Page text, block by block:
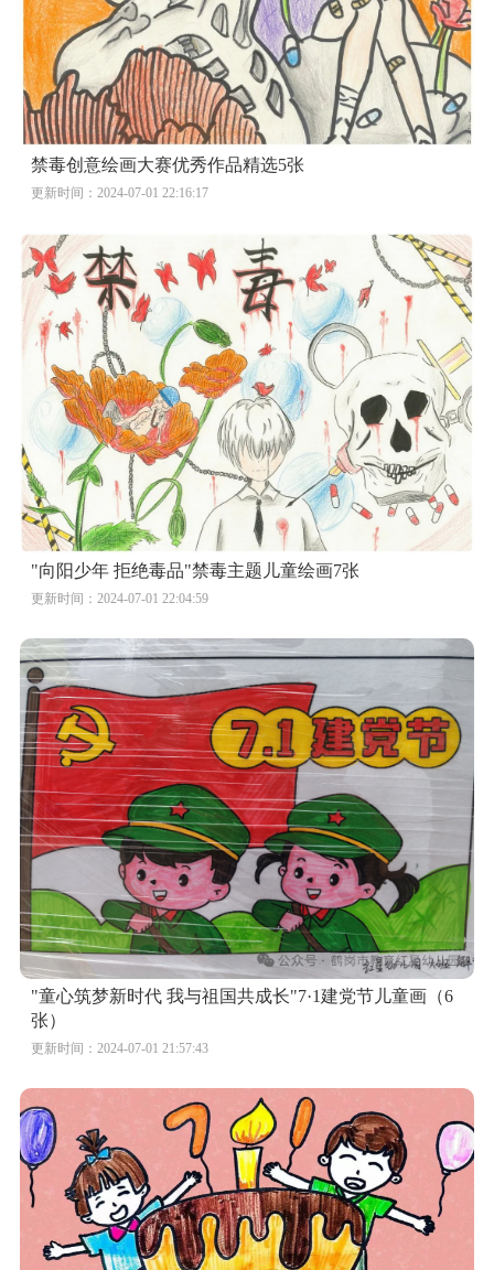
禁毒创意绘画大赛优秀作品精选5张
更新时间：2024-07-01 22:16:17
"向阳少年 拒绝毒品"禁毒主题儿童绘画7张
更新时间：2024-07-01 22:04:59
"童心筑梦新时代 我与祖国共成长"7·1建党节儿童画（6
张）
更新时间：2024-07-01 21:57:43